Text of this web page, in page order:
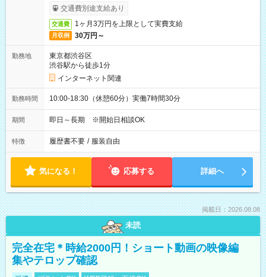
受取りサービス利用可（利用条件有）
交通費別途支給あり
交通費 1ヶ月3万円を上限として実費支給
月収例 30万円～
勤務地
東京都渋谷区
渋谷駅から徒歩1分
インターネット関連
勤務時間 10:00-18:30（休憩60分）実働7時間30分
期間 即日～長期 ※開始日相談OK
特徴 履歴書不要 / 服装自由
気になる！ 応募する 詳細へ
掲載日：2026.08.08
未読
完全在宅＊時給2000円！ショート動画の映像編
集やテロップ確認